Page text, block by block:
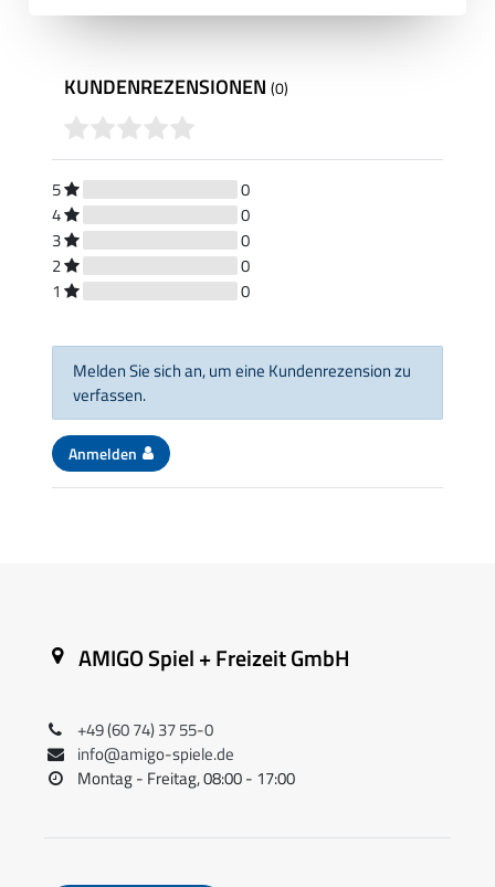
KUNDENREZENSIONEN(0)
5
0
4
0
3
0
2
0
1
0
Melden Sie sich an, um eine Kundenrezension zu
verfassen.
Anmelden
AMIGO Spiel + Freizeit GmbH
+49 (60 74) 37 55-0
info@amigo-spiele.de
Montag - Freitag, 08:00 - 17:00